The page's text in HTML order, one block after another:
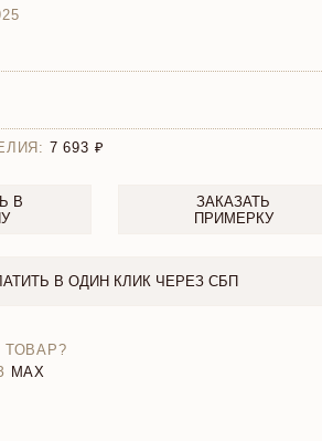
7 693
В
ЗАКАЗАТЬ
ПРИМЕРКУ
В ОДИН КЛИК ЧЕРЕЗ СБП
MAX